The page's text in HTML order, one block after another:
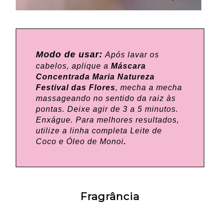
Modo de usar: Após lavar os
cabelos, aplique a Máscara
Concentrada Maria Natureza
Festival das Flores, mecha a mecha
massageando no sentido da raiz às
pontas. Deixe agir de 3 a 5 minutos.
Enxágue. Para melhores resultados,
utilize a linha completa Leite de
Coco e Óleo de Monoi.
Fragrância